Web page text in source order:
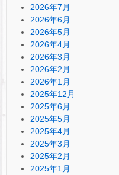
2026年7月
2026年6月
2026年5月
2026年4月
2026年3月
2026年2月
2026年1月
2025年12月
2025年6月
2025年5月
2025年4月
2025年3月
2025年2月
2025年1月